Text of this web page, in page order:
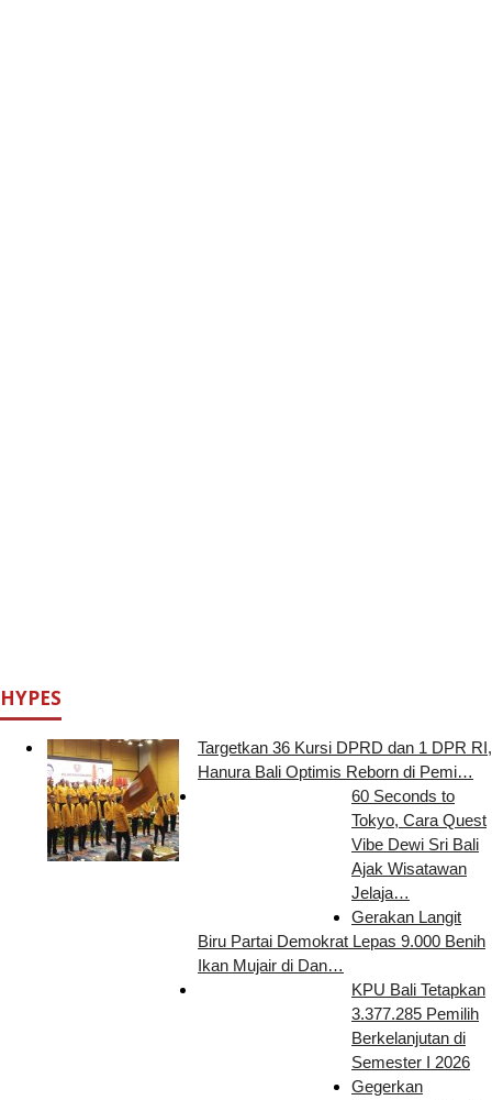
HYPES
Targetkan 36 Kursi DPRD dan 1 DPR RI,
Hanura Bali Optimis Reborn di Pemi…
60 Seconds to
Tokyo, Cara Quest
Vibe Dewi Sri Bali
Ajak Wisatawan
Jelaja…
Gerakan Langit
Biru Partai Demokrat Lepas 9.000 Benih
Ikan Mujair di Dan…
KPU Bali Tetapkan
3.377.285 Pemilih
Berkelanjutan di
Semester I 2026
Gegerkan